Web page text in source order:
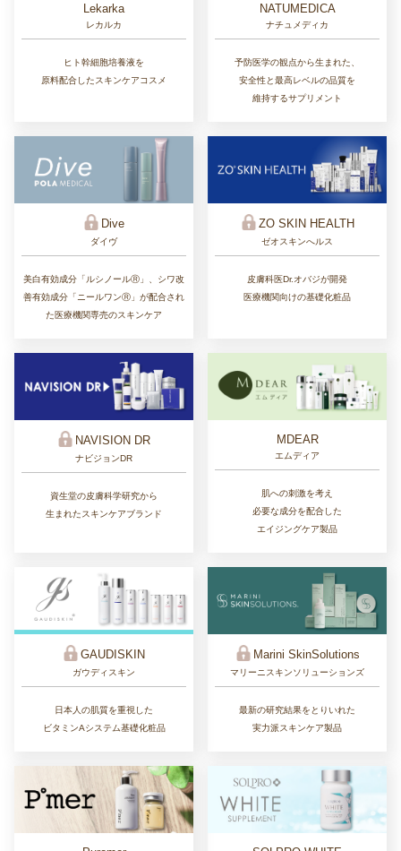
Lekarka
レカルカ
ヒト幹細胞培養液を
原料配合したスキンケアコスメ
NATUMEDICA
ナチュメディカ
予防医学の観点から生まれた、
安全性と最高レベルの品質を
維持するサプリメント
Dive
ダイヴ
美白有効成分「ルシノールⓇ」、シワ改
善有効成分「ニールワンⓇ」が配合され
た医療機関専売のスキンケア
ZO SKIN HEALTH
ゼオスキンへルス
皮膚科医Dr.オバジが開発
医療機関向けの基礎化粧品
NAVISION DR
ナビジョンDR
資生堂の皮膚科学研究から
生まれたスキンケアブランド
MDEAR
エムディア
肌への刺激を考え
必要な成分を配合した
エイジングケア製品
GAUDISKIN
ガウディスキン
日本人の肌質を重視した
ビタミンAシステム基礎化粧品
Marini SkinSolutions
マリーニスキンソリューションズ
最新の研究結果をとりいれた
実力派スキンケア製品